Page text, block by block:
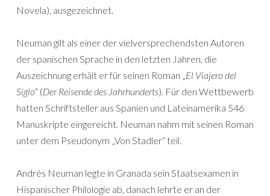
Novela), ausgezeichnet.
Neuman gilt als einer der vielversprechendsten Autoren
der spanischen Sprache in den letzten Jahren, die
Auszeichnung erhält er für seinen Roman „El Viajero del
Siglo“ (Der Reisende des Jahrhunderts). Für den Wettbewerb
hatten Schriftsteller aus Spanien und Lateinamerika 546
Manuskripte eingereicht. Neuman nahm mit seinen Roman
unter dem Pseudonym „Von Stadler“ teil.
Andrés Neuman legte in Granada sein Staatsexamen in
Hispanischer Philologie ab, danach lehrte er an der